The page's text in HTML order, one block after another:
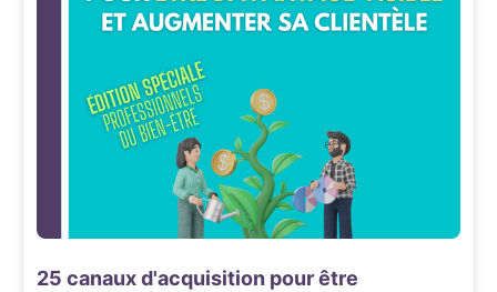
25 canaux d'acquisition pour être